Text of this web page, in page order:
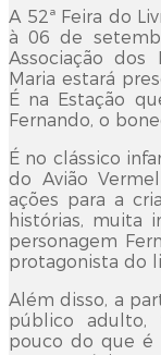
A 52ª Feira do
à 06 de
Associação dos
Maria estará
É na Estação
Fernando, o
É no clássico
do Avião
ações para a
histórias, muita
personagem
protagonista do
Além disso, a
público adulto,
pouco do que é